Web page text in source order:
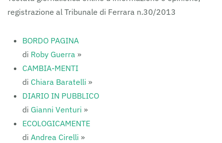
registrazione al Tribunale di Ferrara n.30/2013
BORDO PAGINA
di Roby Guerra »
CAMBIA-MENTI
di Chiara Baratelli »
DIARIO IN PUBBLICO
di Gianni Venturi »
ECOLOGICAMENTE
di Andrea Cirelli »